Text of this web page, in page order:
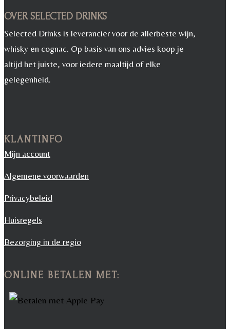
OVER SELECTED DRINKS
Selected Drinks is leverancier voor de allerbeste wijn,
whisky en cognac. Op basis van ons advies koop je
altijd het juiste, voor iedere maaltijd of elke
gelegenheid.
KLANTINFO
Mijn account
Algemene voorwaarden
Privacybeleid
Huisregels
Bezorging in de regio
ONLINE BETALEN MET: